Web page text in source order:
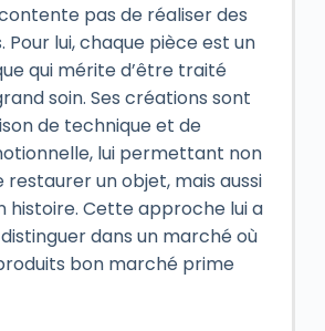
pas de réaliser des
Pour lui, chaque pièce est un
qui mérite d’être traité
soin. Ses créations sont
de technique et de
lui permettant non
restaurer un objet, mais aussi
histoire. Cette approche lui a
dans un marché où
bon marché prime